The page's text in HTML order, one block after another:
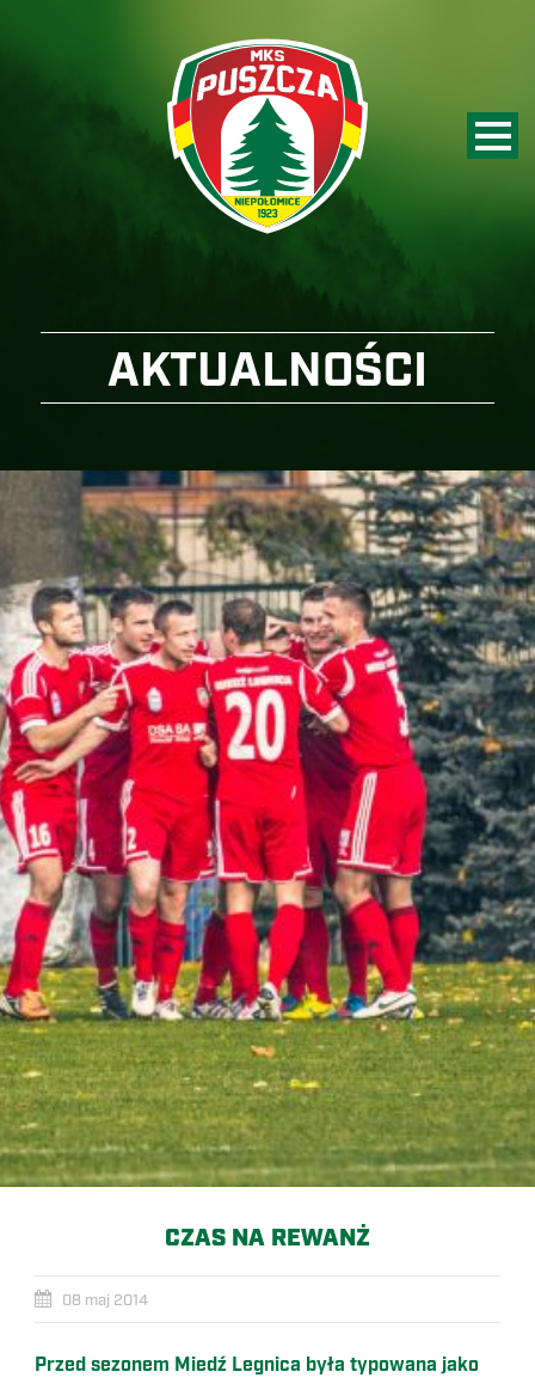
AKTUALNOŚCI
CZAS NA REWANŻ
08 maj 2014
Przed sezonem Miedź Legnica była typowana jako